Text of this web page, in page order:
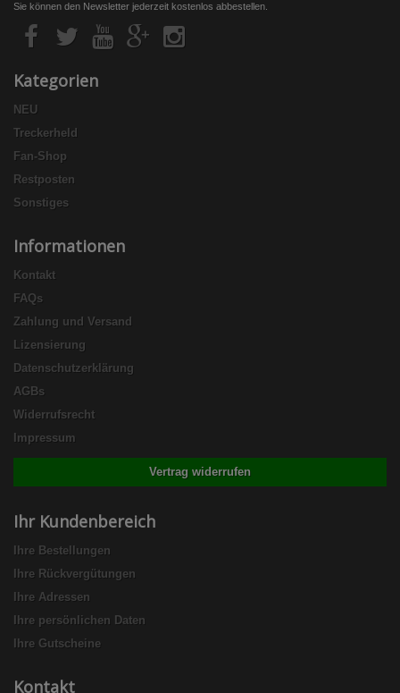
Sie können den Newsletter jederzeit kostenlos abbestellen.
Kategorien
NEU
Treckerheld
Fan-Shop
Restposten
Sonstiges
Informationen
Kontakt
FAQs
Zahlung und Versand
Lizensierung
Datenschutzerklärung
AGBs
Widerrufsrecht
Impressum
Vertrag widerrufen
Ihr Kundenbereich
Ihre Bestellungen
Ihre Rückvergütungen
Ihre Adressen
Ihre persönlichen Daten
Ihre Gutscheine
Kontakt